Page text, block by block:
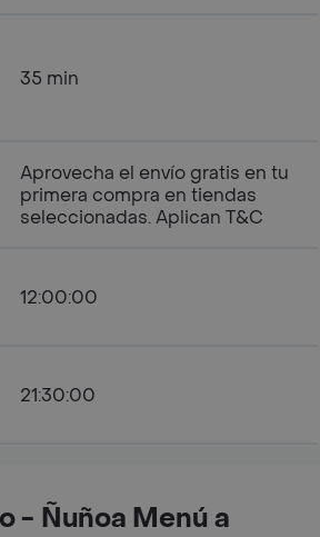
35 min
Aprovecha el envío gratis en tu
primera compra en tiendas
seleccionadas. Aplican T&C
12:00:00
21:30:00
- Ñuñoa Menú a